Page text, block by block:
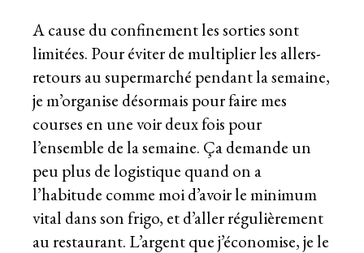
A cause du confinement les sorties sont
limitées. Pour éviter de multiplier les allers-
retours au supermarché pendant la semaine,
je m’organise désormais pour faire mes
courses en une voir deux fois pour
l’ensemble de la semaine. Ça demande un
peu plus de logistique quand on a
l’habitude comme moi d’avoir le minimum
vital dans son frigo, et d’aller régulièrement
au restaurant. L’argent que j’économise, je le